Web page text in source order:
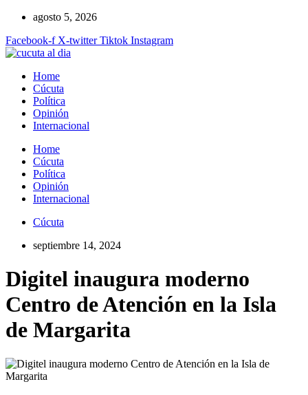
contenido
agosto 5, 2026
Facebook-f X-twitter Tiktok Instagram
Home
Cúcuta
Política
Opinión
Internacional
Home
Cúcuta
Política
Opinión
Internacional
Cúcuta
septiembre 14, 2024
Digitel inaugura moderno
Centro de Atención en la Isla
de Margarita